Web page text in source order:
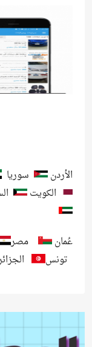
الأردن سوريا
الكويت
عُمان مصر
تونس